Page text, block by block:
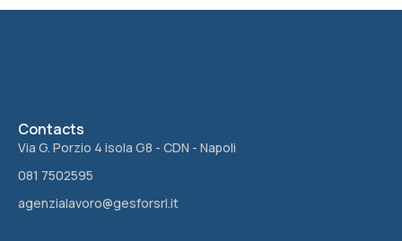
Contacts
Via G. Porzio 4 isola G8 - CDN - Napoli
081 7502595
agenzialavoro@gesforsrl.it